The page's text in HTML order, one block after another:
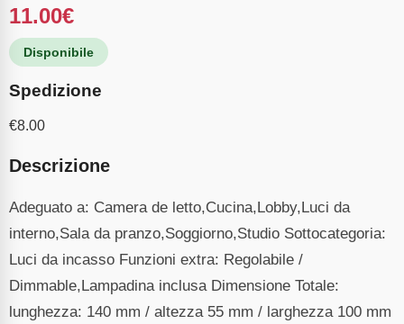
11.00€
Disponibile
Spedizione
€8.00
Descrizione
Adeguato a: Camera de letto,Cucina,Lobby,Luci da
interno,Sala da pranzo,Soggiorno,Studio Sottocategoria:
Luci da incasso Funzioni extra: Regolabile /
Dimmable,Lampadina inclusa Dimensione Totale:
lunghezza: 140 mm / altezza 55 mm / larghezza 100 mm